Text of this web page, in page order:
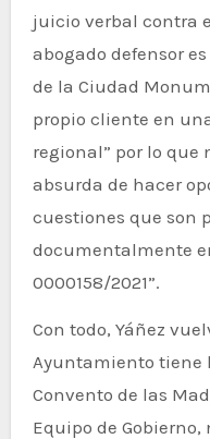
juicio verbal contra
abogado defensor
de la Ciudad
propio cliente en
regional” por lo que
absurda de hacer
cuestiones que son
documentalmente
0000158/2021”.
Con todo, Yáñez
Ayuntamiento
Convento de las
Equipo de